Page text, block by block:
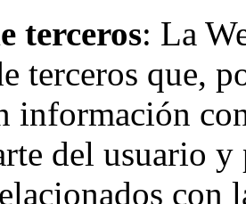
terceros: La
terceros que,
información
del usuario
con